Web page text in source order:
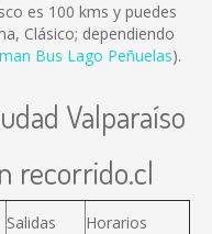
es 100 kms y puedes
Clásico; dependiendo
Bus Lago Peñuelas).
Valparaíso
recorrido.cl
Salidas Horarios